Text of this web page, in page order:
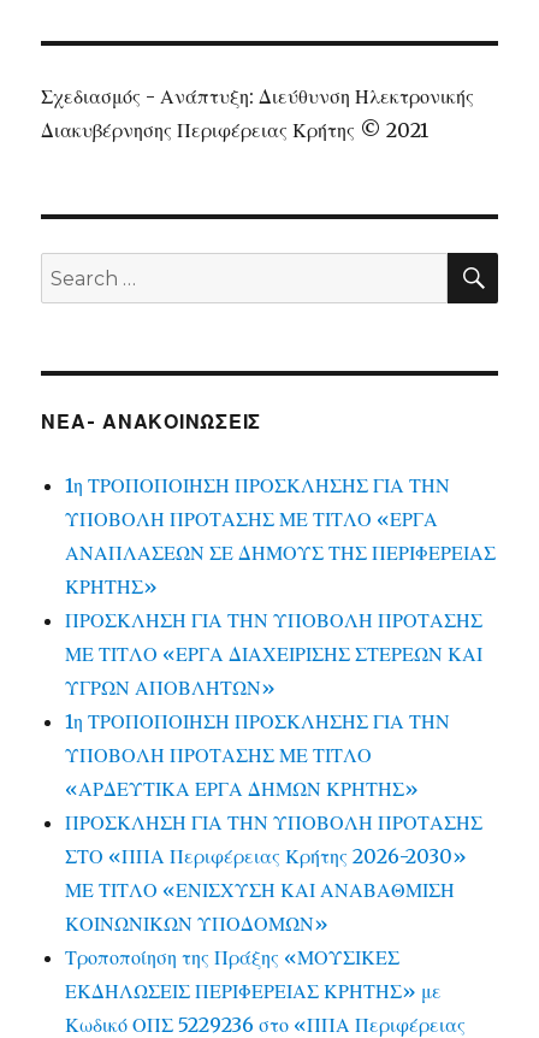
Σχεδιασμός - Ανάπτυξη: Διεύθυνση Ηλεκτρονικής
Διακυβέρνησης Περιφέρειας Κρήτης © 2021
Search
for:
ΝΕΑ- ΑΝΑΚΟΙΝΩΣΕΙΣ
1η ΤΡΟΠΟΠΟΙΗΣΗ ΠΡΟΣΚΛΗΣΗΣ ΓΙΑ ΤΗΝ
ΥΠΟΒΟΛΗ ΠΡΟΤΑΣΗΣ ΜΕ ΤΙΤΛΟ «ΕΡΓΑ
ΑΝΑΠΛΑΣΕΩΝ ΣΕ ΔΗΜΟΥΣ ΤΗΣ ΠΕΡΙΦΕΡΕΙΑΣ
ΚΡΗΤΗΣ»
ΠΡΟΣΚΛΗΣΗ ΓΙΑ ΤΗΝ ΥΠΟΒΟΛΗ ΠΡΟΤΑΣΗΣ
ΜΕ ΤΙΤΛΟ «ΕΡΓΑ ΔΙΑΧΕΙΡΙΣΗΣ ΣΤΕΡΕΩΝ ΚΑΙ
ΥΓΡΩΝ ΑΠΟΒΛΗΤΩΝ»
1η ΤΡΟΠΟΠΟΙΗΣΗ ΠΡΟΣΚΛΗΣΗΣ ΓΙΑ ΤΗΝ
ΥΠΟΒΟΛΗ ΠΡΟΤΑΣΗΣ ΜΕ ΤΙΤΛΟ
«ΑΡΔΕΥΤΙΚΑ ΕΡΓΑ ΔΗΜΩΝ ΚΡΗΤΗΣ»
ΠΡΟΣΚΛΗΣΗ ΓΙΑ ΤΗΝ ΥΠΟΒΟΛΗ ΠΡΟΤΑΣΗΣ
ΣΤΟ «ΠΠΑ Περιφέρειας Κρήτης 2026-2030»
ΜΕ ΤΙΤΛΟ «ΕΝΙΣΧΥΣΗ ΚΑΙ ΑΝΑΒΑΘΜΙΣΗ
ΚΟΙΝΩΝΙΚΩΝ ΥΠΟΔΟΜΩΝ»
Τροποποίηση της Πράξης «ΜΟΥΣΙΚΕΣ
ΕΚΔΗΛΩΣΕΙΣ ΠΕΡΙΦΕΡΕΙΑΣ ΚΡΗΤΗΣ» με
Κωδικό ΟΠΣ 5229236 στο «ΠΠΑ Περιφέρειας